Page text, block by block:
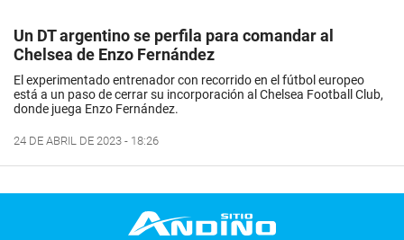
Un DT argentino se perfila para comandar al
Chelsea de Enzo Fernández
El experimentado entrenador con recorrido en el fútbol europeo
está a un paso de cerrar su incorporación al Chelsea Football Club,
donde juega Enzo Fernández.
24 DE ABRIL DE 2023 - 18:26